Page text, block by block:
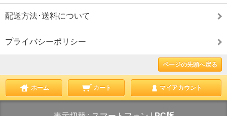
配送方法･送料について
プライバシーポリシー
ページの先頭へ戻る
ホーム カート マイアカウント